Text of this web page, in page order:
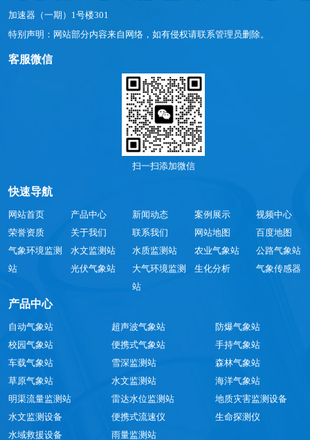
加速器（一期）1号楼301
特别声明：网站部分内容来自网络，如有侵权请联系管理员删除。
客服微信
扫一扫添加微信
快速导航
网站首页 产品中心 新闻动态 案例展示
视频中心
荣誉资质
关于我们 联系我们 网站地图
百度地图
气象环境监测
站
水文监测站 水质监测站 农业气象站
公路气象站
光伏气象站
大气环境监测
站
生化分析 气象传感器
产品中心
自动气象站 超声波气象站
防爆气象站
校园气象站
便携式气象站
手持气象站
车载气象站
雪深监测站
森林气象站
草原气象站
水文监测站
海洋气象站
明渠流量监测站
雷达水位监测站
地质灾害监测设备
水文监测设备
便携式流速仪
生命探测仪
水域救援设备
雨量监测站